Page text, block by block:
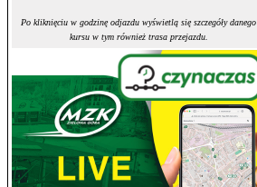
Po kliknięciu w godzinę odjazdu wyświetlą się szczegóły danego
kursu w tym również trasa przejazdu.